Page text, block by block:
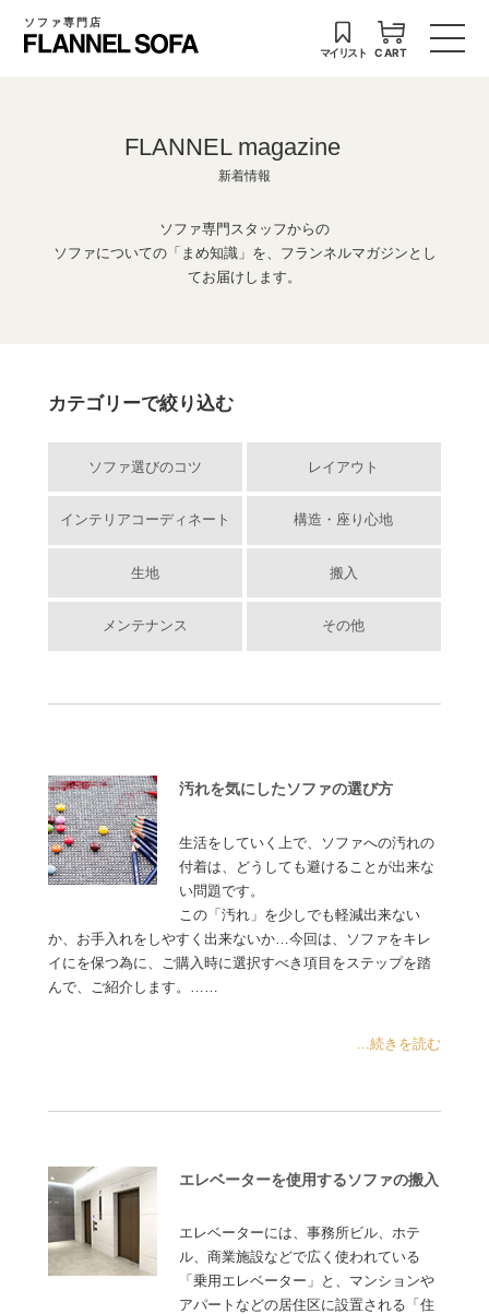
ソファ専門店
マイリスト CART
FLANNEL magazine
新着情報
ソファ専門スタッフからの
ソファについての「まめ知識」を、フランネルマガジンとし
てお届けします。
カテゴリーで絞り込む
ソファ選びのコツ レイアウト
インテリアコーディネート 構造・座り心地
生地 搬入
メンテナンス その他
汚れを気にしたソファの選び方
生活をしていく上で、ソファへの汚れの
付着は、どうしても避けることが出来な
い問題です。
この「汚れ」を少しでも軽減出来ない
か、お手入れをしやすく出来ないか…今回は、ソファをキレ
イにを保つ為に、ご購入時に選択すべき項目をステップを踏
んで、ご紹介します。……
...続きを読む
エレベーターを使用するソファの搬入
エレベーターには、事務所ビル、ホテ
ル、商業施設などで広く使われている
「乗用エレベーター」と、マンションや
アパートなどの居住区に設置される「住